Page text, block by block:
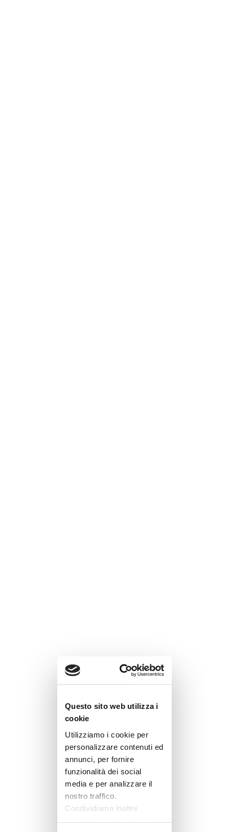
Questo sito web utilizza i
cookie
Utilizziamo i cookie per
personalizzare contenuti ed
annunci, per fornire
funzionalità dei social
media e per analizzare il
nostro traffico.
Condividiamo inoltre